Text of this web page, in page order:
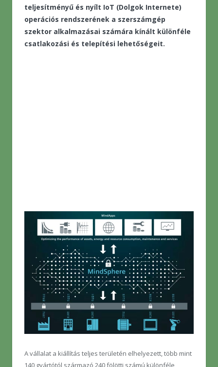
teljesítményű és nyílt IoT (Dolgok Internete)
operációs rendszerének a szerszámgép
szektor alkalmazásai számára kínált különféle
csatlakozási és telepítési lehetőségeit.
A vállalat a kiállítás teljes területén elhelyezett, több mint
140 gyártótól származó 240 fölötti számú különféle